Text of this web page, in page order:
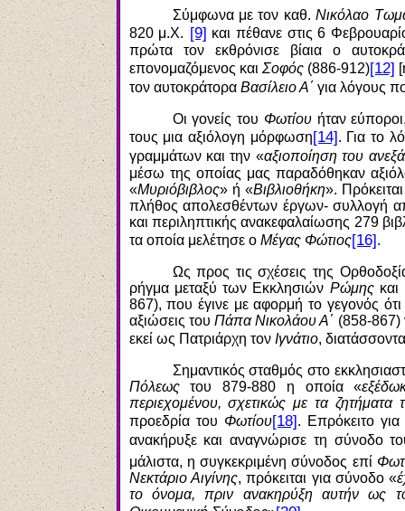
Σύμφωνα με τον καθ.Νικόλαο
820 μ.Χ. [9] και πέθανε στις 6
πρώτα τον εκθρόνισε βίαια ο
επονομαζόμενος και Σοφός(886-912)[12]
τον αυτοκράτορα Βασίλειο Α΄ για λόγους
Οι γονείς του Φωτίουήταν
τους μια αξιόλογη μόρφωση[14]. Για το
γραμμάτων και την «αξιοποίηση του
μέσω της οποίας μας παραδόθηκαν
«Μυριόβιβλος» ή «Βιβλιοθήκη».
πλήθος απολεσθέντων έργων- συλλογή
και περιληπτικής ανακεφαλαίωσης 279
τα οποία μελέτησε ο Μέγας Φώτιος[16].
Ως προς τις σχέσεις της
ρήγμα μεταξύ των Εκκλησιών Ρώμηςκαι
867), που έγινε με αφορμή το γεγονός
αξιώσεις του Πάπα Νικολάου Α΄ (858-867)
εκεί ως Πατριάρχη τον Ιγνάτιο,
Σημαντικός σταθμός στο
Πόλεωςτου 879-880 η οποία «
περιεχομένου, σχετικώς με τα
προεδρία του Φωτίου[18]. Επρόκειτο
ανακήρυξε και αναγνώρισε τη σύνοδο
μάλιστα, η συγκεκριμένη σύνοδος επί
Νεκτάριο Αιγίνης, πρόκειται για σύνοδο «
το όνομα, πριν ανακηρύξη αυτήν ως